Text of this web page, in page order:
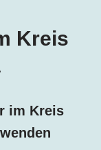
Kreis
im Kreis